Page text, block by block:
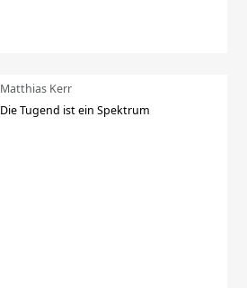
Matthias Kerr
Die Tugend ist ein Spektrum